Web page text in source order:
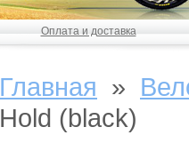
Оплата и доставка
Главная »
Hold (black)